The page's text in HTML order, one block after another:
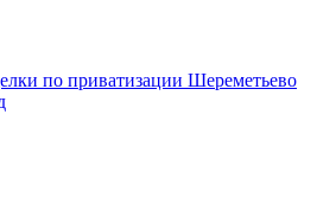
по приватизации Шереметьево